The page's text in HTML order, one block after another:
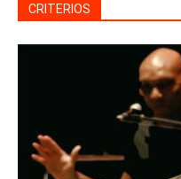
CRITERIOS